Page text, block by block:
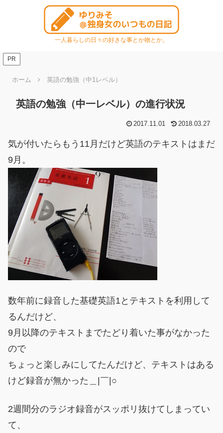
一人暮らしの日々の好きな事とか物とか。
PR
ホーム 英語の勉強（中1レベル）
英語の勉強（中一レベル）の進行状況
2017.11.01 2018.03.27
気が付いたらもう11月だけど英語のテキストはまだ
9月。
数年前に録音した基礎英語1とテキストを利用して
るんだけど、
9月以降のテキストまでたどり着いた事がなかった
ので
ちょっと楽しみにしてたんだけど、テキストはある
けど録音が無かった＿|￣|○
2週間分のラジオ録音がスッポリ抜けてしまってい
て、